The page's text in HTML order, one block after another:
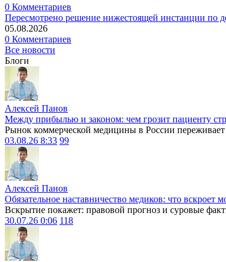
0 Комментариев
Пересмотрено решение нижестоящей инстанции по
05.08.2026
0 Комментариев
Все новости
Блоги
Алексей Панов
Между прибылью и законом: чем грозит пациенту
Рынок коммерческой медицины в России
03.08.26 8:33 99
Алексей Панов
Обязательное наставничество медиков: что
Вскрытие покажет: правовой прогноз и суровые
30.07.26 0:06 118